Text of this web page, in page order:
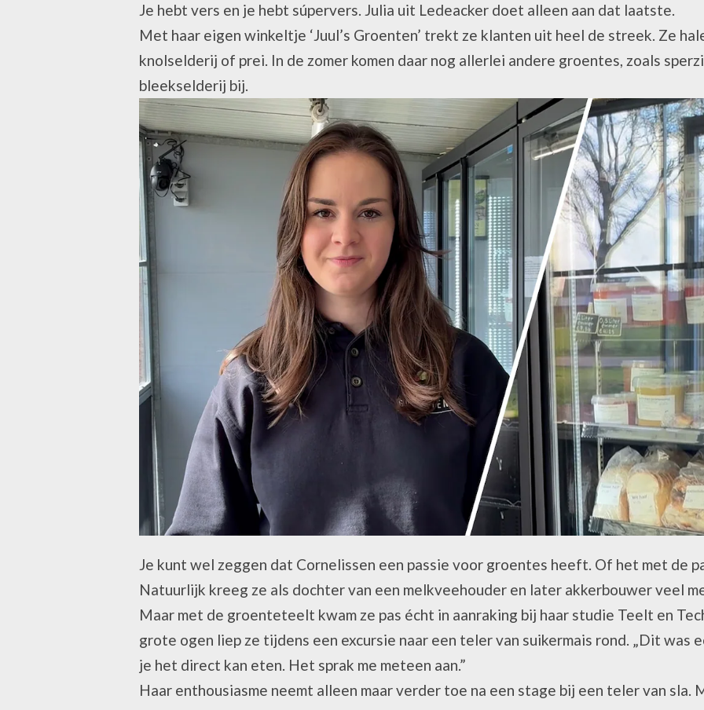
Je hebt vers en je hebt súpervers. Julia uit Ledeacker doet alleen aan dat laatste.
Met haar eigen winkeltje ‘Juul’s Groenten’ trekt ze klanten uit heel de streek. Ze
knolselderij of prei. In de zomer komen daar nog allerlei andere groentes, zoals
bleekselderij bij.
Je kunt wel zeggen dat Cornelissen een passie voor groentes heeft. Of het met de
Natuurlijk kreeg ze als dochter van een melkveehouder en later akkerbouwer veel
Maar met de groenteteelt kwam ze pas écht in aanraking bij haar studie Teelt en
grote ogen liep ze tijdens een excursie naar een teler van suikermais rond. „Dit was
je het direct kan eten. Het sprak me meteen aan.”
Haar enthousiasme neemt alleen maar verder toe na een stage bij een teler van sla.